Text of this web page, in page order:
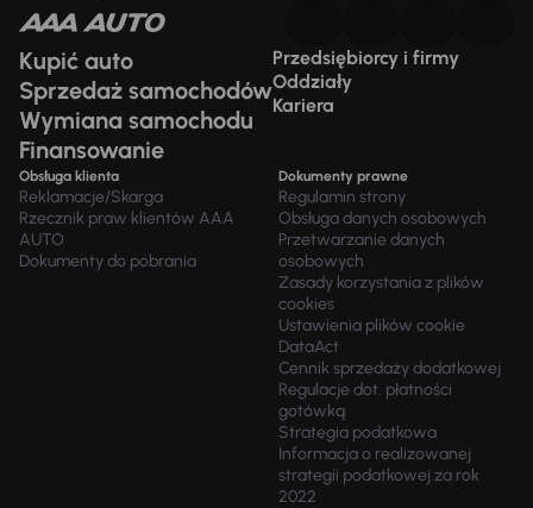
Kupić auto
Sprzedaż samochodów
Wymiana samochodu
Finansowanie
Przedsiębiorcy i firmy
Oddziały
Kariera
Obsługa klienta
Reklamacje/Skarga
Rzecznik praw klientów AAA
AUTO
Dokumenty do pobrania
Dokumenty prawne
Regulamin strony
Obsługa danych osobowych
Przetwarzanie danych
osobowych
Zasady korzystania z plików
cookies
Ustawienia plików cookie
DataAct
Cennik sprzedaży dodatkowej
Regulacje dot. płatności
gotówką
Strategia podatkowa
Informacja o realizowanej
strategii podatkowej za rok
2022